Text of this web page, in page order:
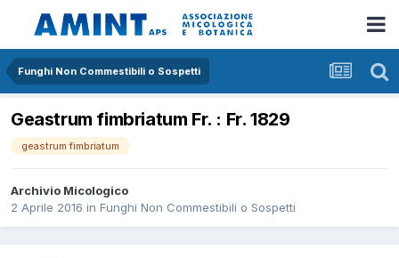
Funghi Non Commestibili o Sospetti
Geastrum fimbriatum Fr. : Fr. 1829
geastrum fimbriatum
Archivio Micologico
2 Aprile 2016 in Funghi Non Commestibili o Sospetti